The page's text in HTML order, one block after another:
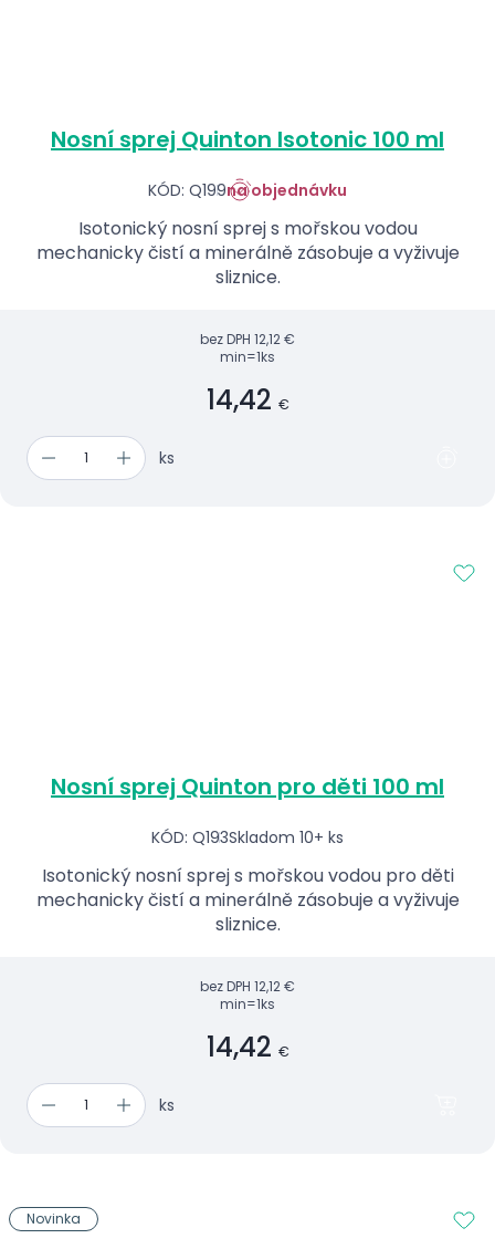
Nosní sprej Quinton Isotonic 100 ml
KÓD: Q199na objednávku
Isotonický nosní sprej s mořskou vodou
mechanicky čistí a minerálně zásobuje a vyživuje
sliznice.
bez DPH 12,12 €
min=1ks
14,42 €
ks
Nosní sprej Quinton pro děti 100 ml
KÓD: Q193Skladom 10+ ks
Isotonický nosní sprej s mořskou vodou pro děti
mechanicky čistí a minerálně zásobuje a vyživuje
sliznice.
bez DPH 12,12 €
min=1ks
14,42 €
ks
Novinka